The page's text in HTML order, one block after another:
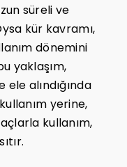
süreli ve
kür kavramı,
dönemini
yaklaşım,
alındığında
yerine,
kullanım,